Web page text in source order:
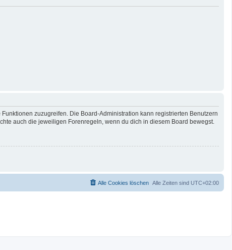
zuzugreifen. Die Board-Administration kann registrierten Benutzern
auch die jeweiligen Forenregeln, wenn du dich in diesem Board bewegst.
Alle Zeiten sind UTC+02:00
Alle Cookies löschen